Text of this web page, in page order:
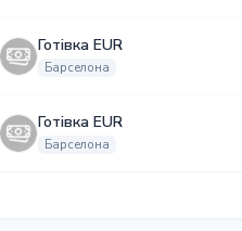
Готівка EUR
Барселона
Готівка EUR
Барселона